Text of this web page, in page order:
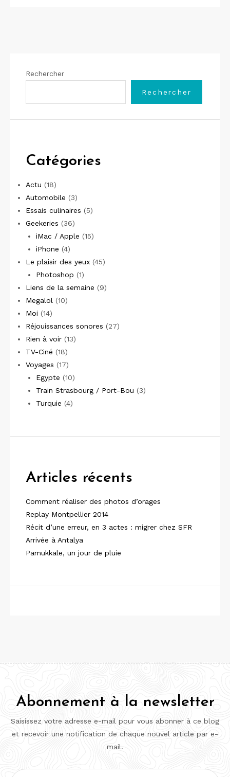
Rechercher
Rechercher
Catégories
Actu (18)
Automobile (3)
Essais culinaires (5)
Geekeries (36)
iMac / Apple (15)
iPhone (4)
Le plaisir des yeux (45)
Photoshop (1)
Liens de la semaine (9)
Megalol (10)
Moi (14)
Réjouissances sonores (27)
Rien à voir (13)
TV-Ciné (18)
Voyages (17)
Egypte (10)
Train Strasbourg / Port-Bou (3)
Turquie (4)
Articles récents
Comment réaliser des photos d’orages
Replay Montpellier 2014
Récit d’une erreur, en 3 actes : migrer chez SFR
Arrivée à Antalya
Pamukkale, un jour de pluie
Abonnement à la newsletter
Saisissez votre adresse e-mail pour vous abonner à ce blog
et recevoir une notification de chaque nouvel article par e-
mail.
Adresse